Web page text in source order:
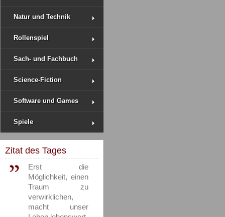
Natur und Technik
Rollenspiel
Sach- und Fachbuch
Science-Fiction
Software und Games
Spiele
Zitat des Tages
Erst die
Möglichkeit, einen
Traum zu
verwirklichen,
macht unser